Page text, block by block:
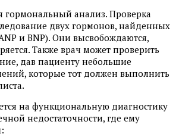
гормональный анализ. Проверка
двух гормонов, найденных
и BNP). Они высвобождаются,
Также врач может проверить
дав пациенту небольшие
которые тот должен выполнить
на функциональную диагностику
недостаточности, где ему
: